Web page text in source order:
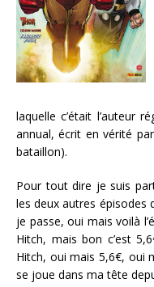
laquelle c’était l’auteur
annual, écrit en vérité
bataillon).
Pour tout dire je suis
les deux autres épisodes
je passe, oui mais voilà
Hitch, mais bon c’est
Hitch, oui mais 5,6€, oui
se joue dans ma tête